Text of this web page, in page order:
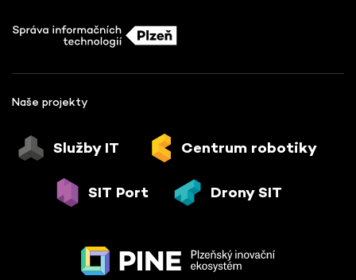
Naše projekty
Služby IT Centrum robotiky
SIT Port Drony SIT